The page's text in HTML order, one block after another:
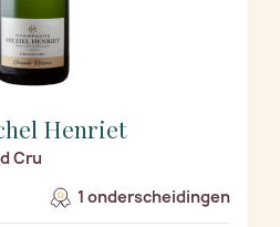
Henriet
Cru
1 onderscheidingen